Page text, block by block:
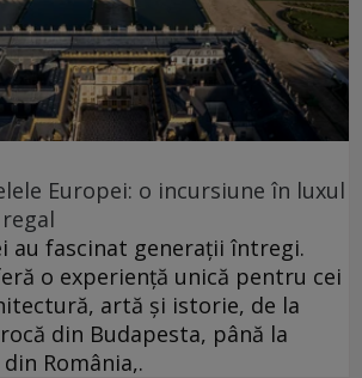
Europei: o incursiune în luxul
au fascinat generații întregi.
o experiență unică pentru cei
artă și istorie, de la
din Budapesta, până la
România,.